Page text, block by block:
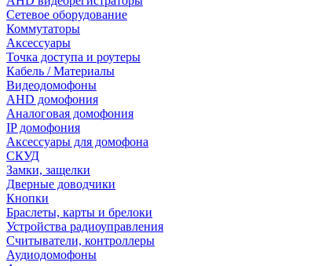
Сетевое оборудование
Коммутаторы
Аксессуары
Точка доступа и роутеры
Кабель / Материалы
Видеодомофоны
AHD домофония
Аналоговая домофония
IP домофония
Аксессуары для домофона
СКУД
Замки, защелки
Дверные доводчики
Кнопки
Браслеты, карты и брелоки
Устройства радиоуправления
Считыватели, контроллеры
Аудиодомофоны